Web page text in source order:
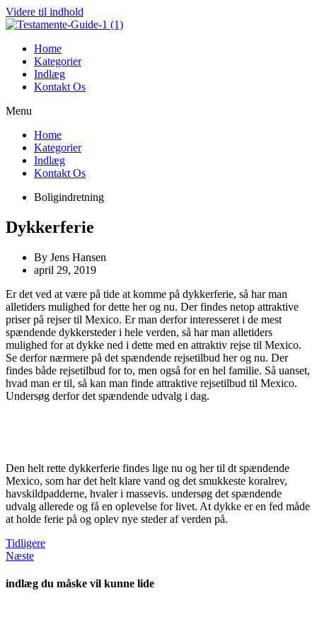
Videre til indhold
Home
Kategorier
Indlæg
Kontakt Os
Menu
Home
Kategorier
Indlæg
Kontakt Os
Boligindretning
Dykkerferie
By Jens Hansen
april 29, 2019
Er det ved at være på tide at komme på dykkerferie, så har man
alletiders mulighed for dette her og nu. Der findes netop attraktive
priser på rejser til Mexico. Er man derfor interesseret i de mest
spændende dykkersteder i hele verden, så har man alletiders
mulighed for at dykke ned i dette med en attraktiv rejse til Mexico.
Se derfor nærmere på det spændende rejsetilbud her og nu. Der
findes både rejsetilbud for to, men også for en hel familie. Så uanset,
hvad man er til, så kan man finde attraktive rejsetilbud til Mexico.
Undersøg derfor det spændende udvalg i dag.
Den helt rette dykkerferie findes lige nu og her til dt spændende
Mexico, som har det helt klare vand og det smukkeste koralrev,
havskildpadderne, hvaler i massevis. undersøg det spændende
udvalg allerede og få en oplevelse for livet. At dykke er en fed måde
at holde ferie på og oplev nye steder af verden på.
Tidligere
Næste
indlæg du måske vil kunne lide